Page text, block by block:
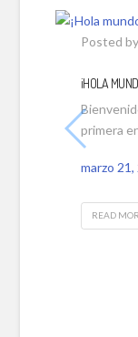
Posted by
¡HOLA
primera
marzo
READ